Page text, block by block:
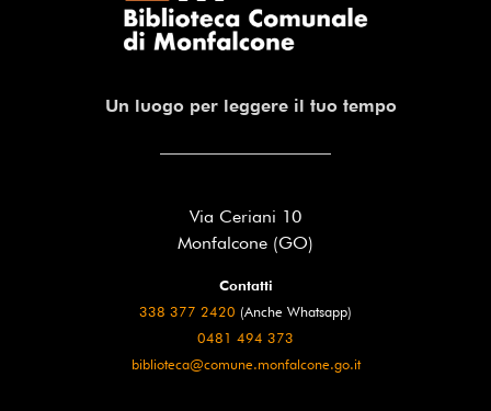
Un luogo per leggere il tuo tempo
Via Ceriani 10
Monfalcone (GO)
Contatti
338 377 2420 (Anche Whatsapp)
0481 494 373
biblioteca@comune.monfalcone.go.it